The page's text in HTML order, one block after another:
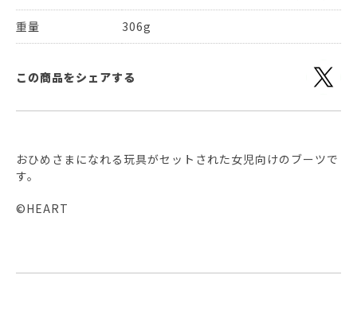
重量 306g
この商品をシェアする
おひめさまになれる玩具がセットされた女児向けのブーツで
す。
©HEART